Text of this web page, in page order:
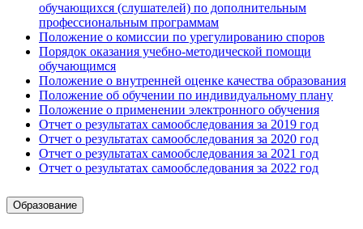
обучающихся (слушателей) по дополнительным
профессиональным программам
Положение о комиссии по урегулированию споров
Порядок оказания учебно-методической помощи
обучающимся
Положение о внутренней оценке качества образования
Положение об обучении по индивидуальному плану
Положение о применении электронного обучения
Отчет о результатах самообследования за 2019 год
Отчет о результатах самообследования за 2020 год
Отчет о результатах самообследования за 2021 год
Отчет о результатах самообследования за 2022 год
Образование